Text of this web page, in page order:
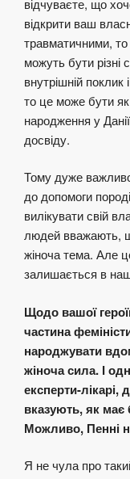
відкрити ваш
травматичними,
можуть бути різні
внутрішній
то це може бути
народження у
досвіду.
Тому дуже
до допомоги
вилікувати свій
людей вважають,
жіноча тема. Але
залишається в
Щодо вашої
частина
народжувати
жіноча сила. І
експерти-лікарі,
вказують, як
Можливо, Пенні
Я не чула про